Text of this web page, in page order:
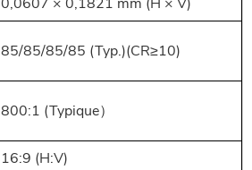
85/85/85/85 (Typ.)(CR≥10)
800:1 (Typique）
16:9 (H:V)